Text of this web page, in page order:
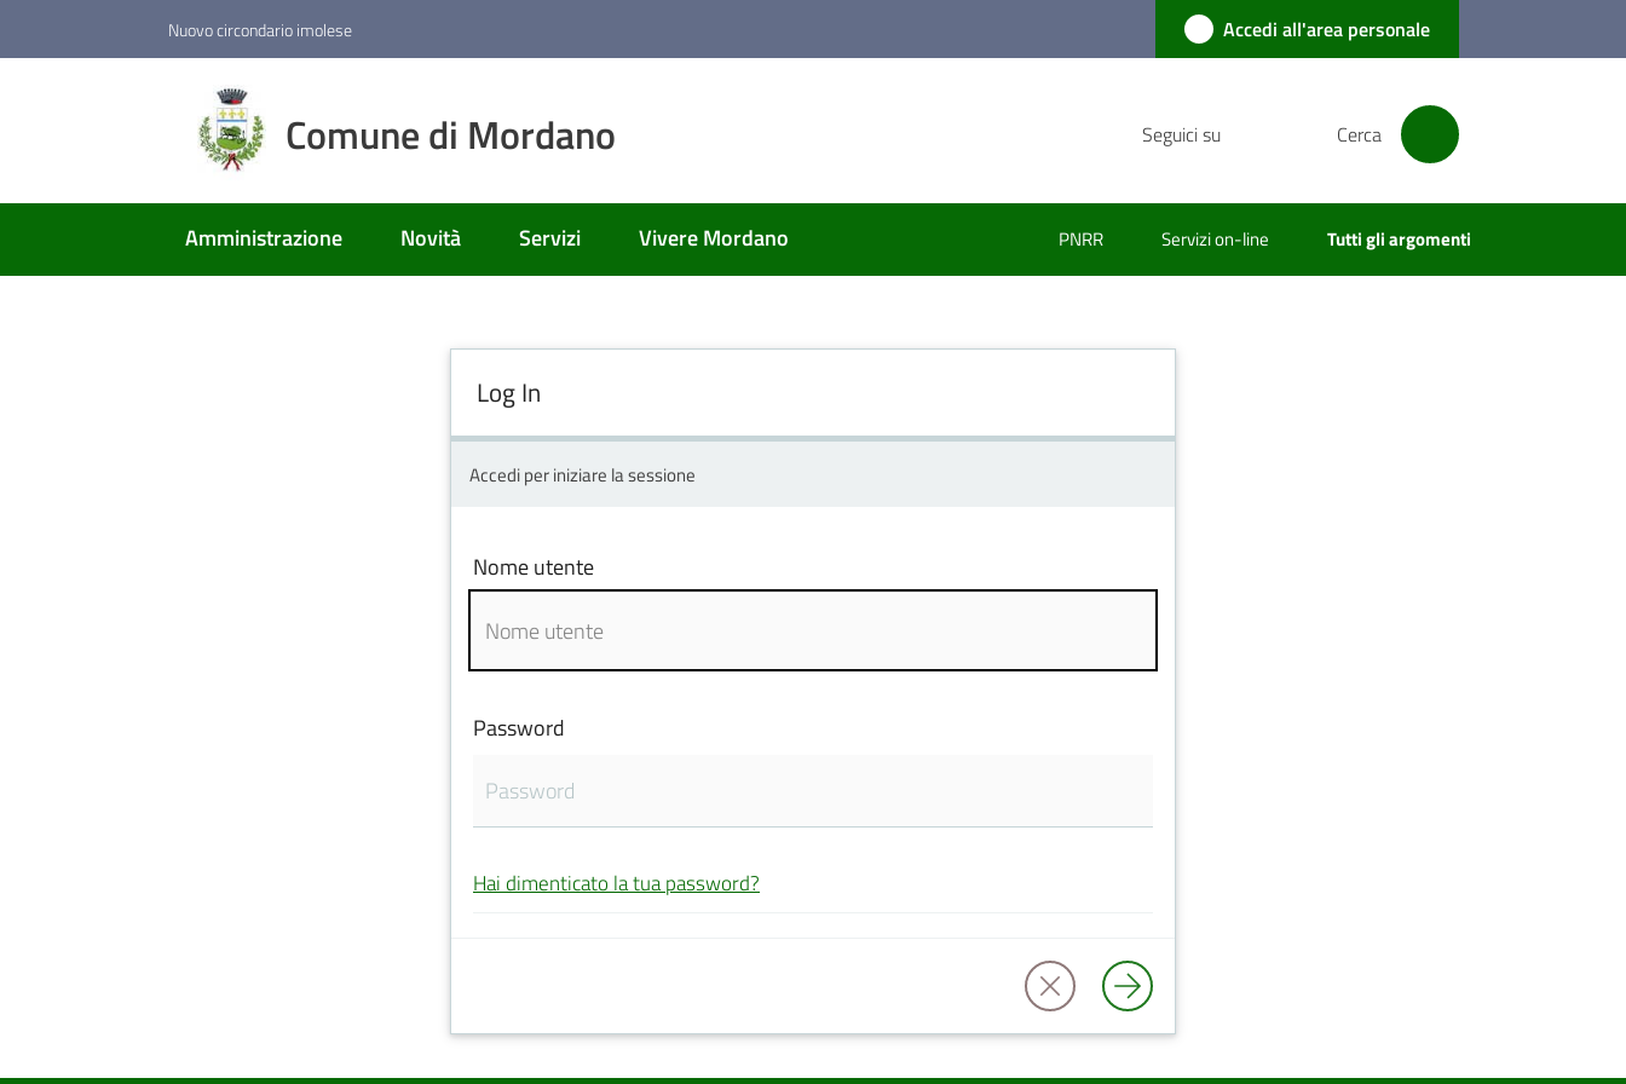
Nuovo circondario imolese Accedi all'area personale
Comune di Mordano Seguici su Cerca
Amministrazione Novità Servizi Vivere Mordano PNRR Servizi on-line Tutti gli argomenti
Log In
Accedi per iniziare la sessione
Nome utente
Password
Hai dimenticato la tua password?